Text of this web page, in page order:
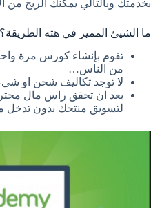
بخدمتك وبالتالي يمكنك الربح من
ما الشيئ المميز في هته الطريقة؟
تقوم بإنشاء كورس مرة
من الناس…
لا توجد تكاليف شحن او
بعد ان تحقق راس مال
لتسويق منتجك بدون